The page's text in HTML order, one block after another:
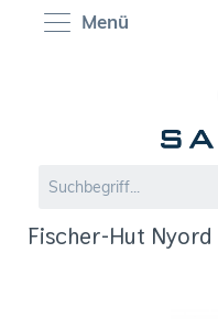
Menü
Fischer-Hut Nyord